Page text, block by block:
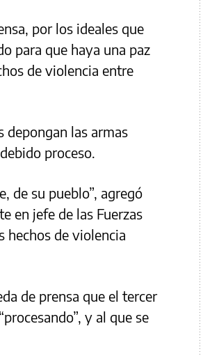
por los ideales que
para que haya una paz
de violencia entre
depongan las armas
proceso.
de su pueblo”, agregó
en jefe de las Fuerzas
hechos de violencia
de prensa que el tercer
y al que se